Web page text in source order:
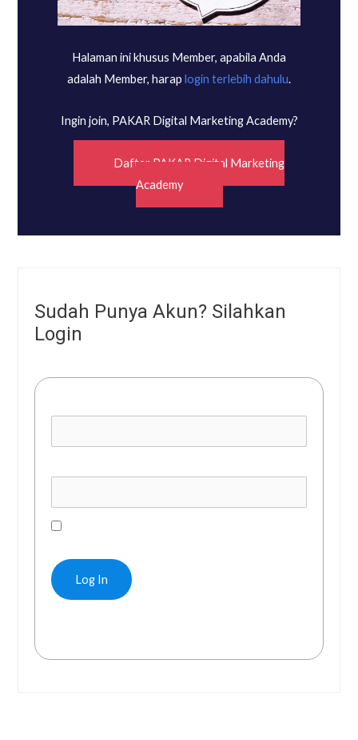
Halaman ini khusus Member, apabila Anda
adalah Member, harap login terlebih dahulu.
Ingin join, PAKAR Digital Marketing Academy?
Daftar PAKAR Digital Marketing
Academy
Sudah Punya Akun? Silahkan
Login
Remember Me